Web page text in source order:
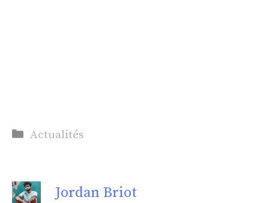
Catégories
Actualités
Jordan Briot